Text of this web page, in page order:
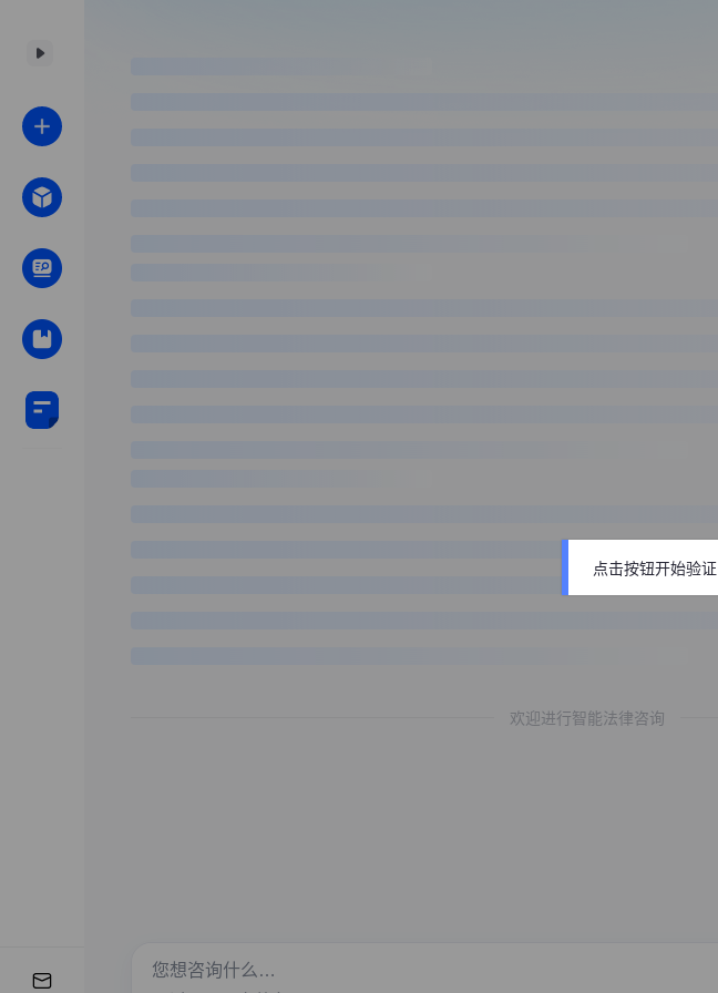
欢迎进行智能法律咨询
点击按钮开始验证